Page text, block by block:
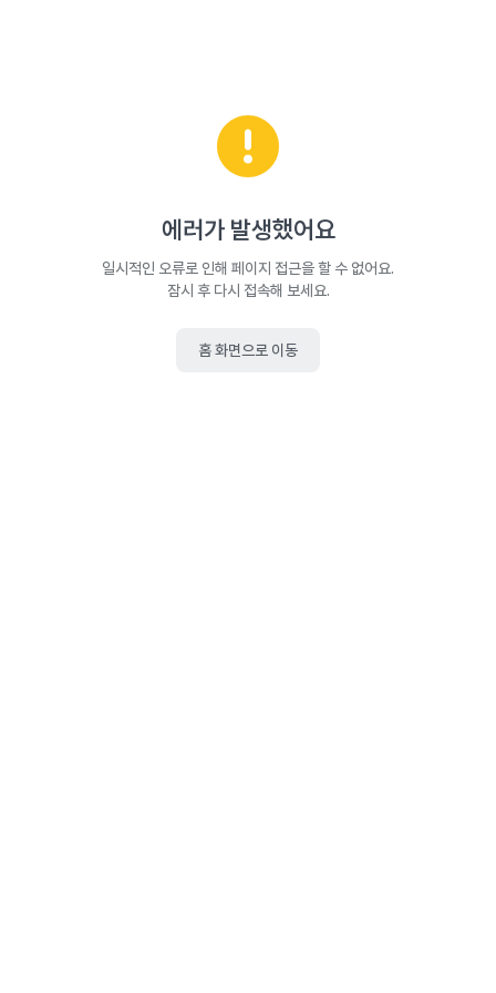
에러가 발생했어요
일시적인 오류로 인해 페이지 접근을 할 수 없어요.
잠시 후 다시 접속해 보세요.
홈 화면으로 이동